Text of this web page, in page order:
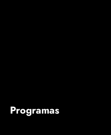
Programas